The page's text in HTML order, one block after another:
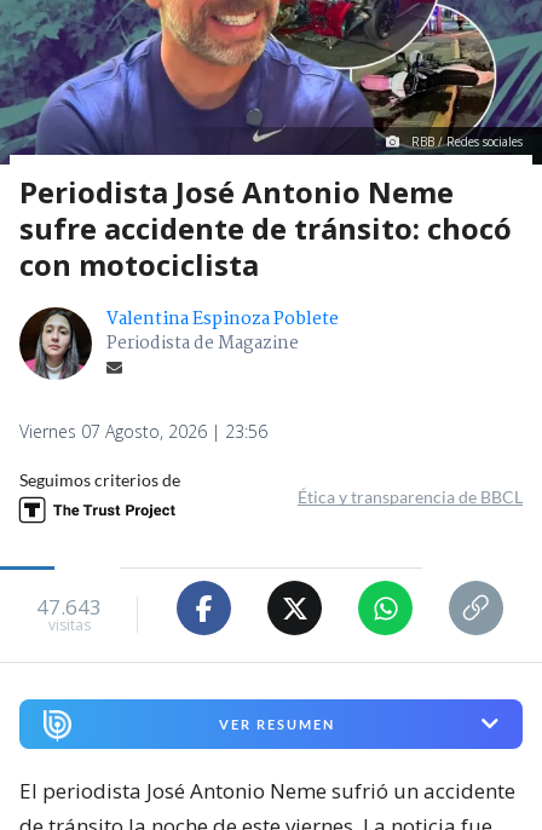
RBB / Redes sociales
Periodista José Antonio Neme
sufre accidente de tránsito: chocó
con motociclista
Valentina Espinoza Poblete
Periodista de Magazine
Viernes 07 Agosto, 2026 | 23:56
Seguimos criterios de
Ética y transparencia de BBCL
47.643
visitas
VER RESUMEN
El periodista José Antonio Neme sufrió un accidente